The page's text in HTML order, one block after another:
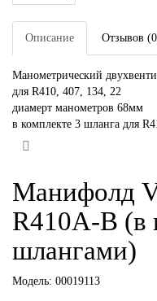
Описание Отзывов
Манометрический
для R410, 407, 134, 22
диамерт манометров 68мм
в комплекте 3 шланга для
Манифолд
R410A-B (в
шлангами)
Модель: 00019113